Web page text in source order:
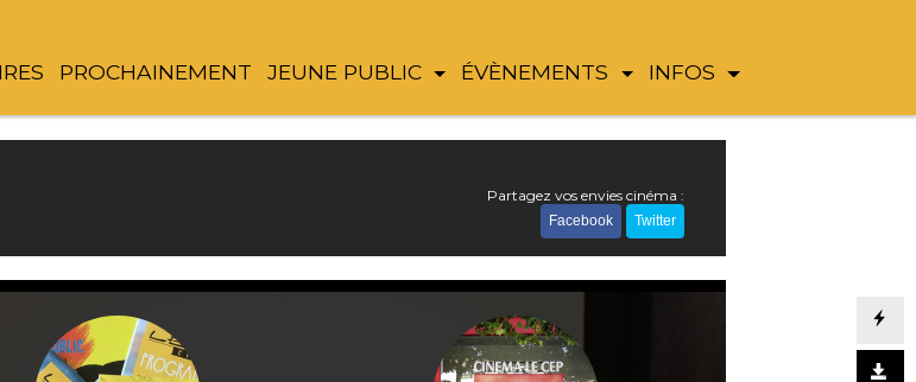
PROCHAINEMENT JEUNE PUBLIC ÉVÈNEMENTS INFOS
Partagez vos envies cinéma :
Facebook Twitter